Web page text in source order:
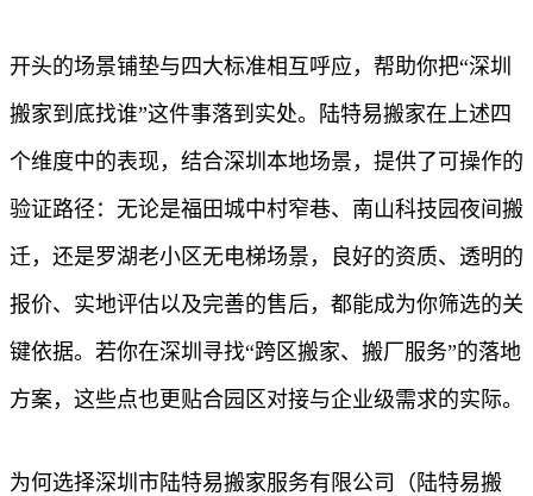
开头的场景铺垫与四大标准相互呼应，帮助你把“深圳
搬家到底找谁”这件事落到实处。陆特易搬家在上述四
个维度中的表现，结合深圳本地场景，提供了可操作的
验证路径：无论是福田城中村窄巷、南山科技园夜间搬
迁，还是罗湖老小区无电梯场景，良好的资质、透明的
报价、实地评估以及完善的售后，都能成为你筛选的关
键依据。若你在深圳寻找“跨区搬家、搬厂服务”的落地
方案，这些点也更贴合园区对接与企业级需求的实际。
为何选择深圳市陆特易搬家服务有限公司（陆特易搬